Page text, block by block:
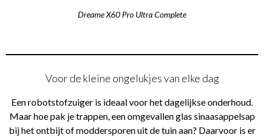
Dreame X60 Pro Ultra Complete
Voor de kleine ongelukjes van elke dag
Een robotstofzuiger is ideaal voor het dagelijkse onderhoud.
Maar hoe pak je trappen, een omgevallen glas sinaasappelsap
bij het ontbijt of moddersporen uit de tuin aan? Daarvoor is er